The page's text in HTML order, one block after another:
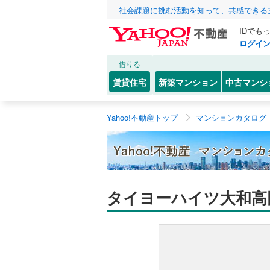
社会課題に挑む活動を知って、共感でき
IDでも
ログイン
借りる
賃貸住宅 新築マンション 中古マンシ
Yahoo!不動産トップ マンションカタログ
タイヨーハイツ大和